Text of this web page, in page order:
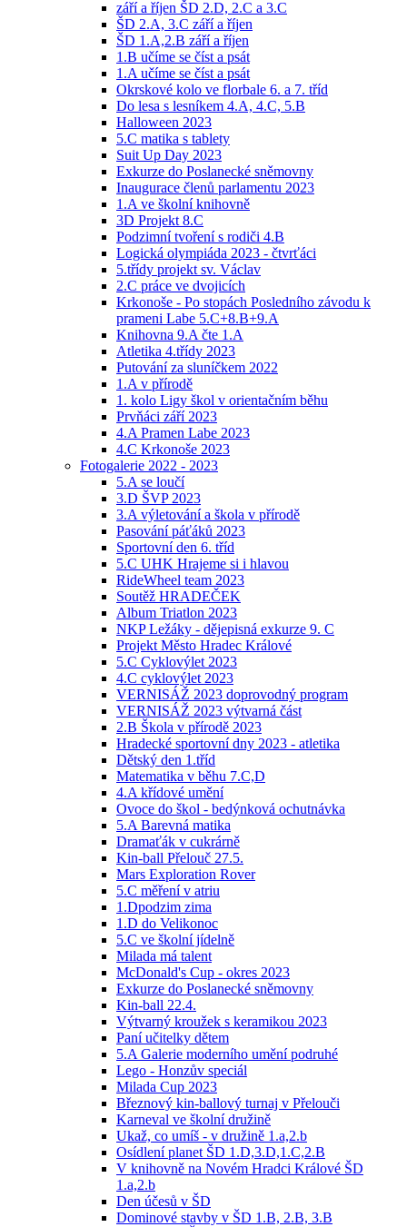
září a říjen ŠD 2.D, 2.C a 3.C
ŠD 2.A, 3.C září a říjen
ŠD 1.A,2.B září a říjen
1.B učíme se číst a psát
1.A učíme se číst a psát
Okrskové kolo ve florbale 6. a 7. tříd
Do lesa s lesníkem 4.A, 4.C, 5.B
Halloween 2023
5.C matika s tablety
Suit Up Day 2023
Exkurze do Poslanecké sněmovny
Inaugurace členů parlamentu 2023
1.A ve školní knihovně
3D Projekt 8.C
Podzimní tvoření s rodiči 4.B
Logická olympiáda 2023 - čtvrťáci
5.třídy projekt sv. Václav
2.C práce ve dvojicích
Krkonoše - Po stopách Posledního závodu k
prameni Labe 5.C+8.B+9.A
Knihovna 9.A čte 1.A
Atletika 4.třídy 2023
Putování za sluníčkem 2022
1.A v přírodě
1. kolo Ligy škol v orientačním běhu
Prvňáci září 2023
4.A Pramen Labe 2023
4.C Krkonoše 2023
Fotogalerie 2022 - 2023
5.A se loučí
3.D ŠVP 2023
3.A výletování a škola v přírodě
Pasování páťáků 2023
Sportovní den 6. tříd
5.C UHK Hrajeme si i hlavou
RideWheel team 2023
Soutěž HRADEČEK
Album Triatlon 2023
NKP Ležáky - dějepisná exkurze 9. C
Projekt Město Hradec Králové
5.C Cyklovýlet 2023
4.C cyklovýlet 2023
VERNISÁŽ 2023 doprovodný program
VERNISÁŽ 2023 výtvarná část
2.B Škola v přírodě 2023
Hradecké sportovní dny 2023 - atletika
Dětský den 1.tříd
Matematika v běhu 7.C,D
4.A křídové umění
Ovoce do škol - bedýnková ochutnávka
5.A Barevná matika
Dramaťák v cukrárně
Kin-ball Přelouč 27.5.
Mars Exploration Rover
5.C měření v atriu
1.Dpodzim zima
1.D do Velikonoc
5.C ve školní jídelně
Milada má talent
McDonald's Cup - okres 2023
Exkurze do Poslanecké sněmovny
Kin-ball 22.4.
Výtvarný kroužek s keramikou 2023
Paní učitelky dětem
5.A Galerie moderního umění podruhé
Lego - Honzův speciál
Milada Cup 2023
Březnový kin-ballový turnaj v Přelouči
Karneval ve školní družině
Ukaž, co umíš - v družině 1.a,2.b
Osídlení planet ŠD 1.D,3.D,1.C,2.B
V knihovně na Novém Hradci Králové ŠD
1.a,2.b
Den účesů v ŠD
Dominové stavby v ŠD 1.B, 2.B, 3.B